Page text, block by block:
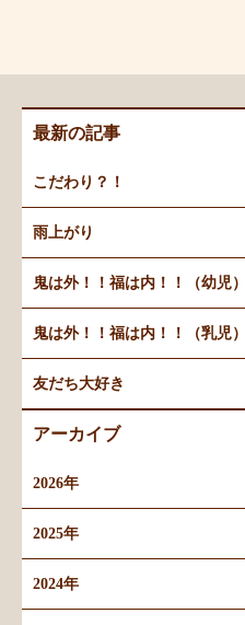
最新の記事
こだわり？！
雨上がり
鬼は外！！福は内！！（幼児）
鬼は外！！福は内！！（乳児）
友だち大好き
アーカイブ
2026年
2025年
2024年